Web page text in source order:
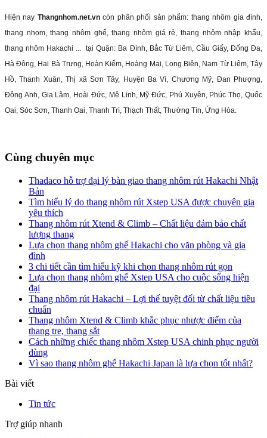
Hiện nay Thangnhom.net.vncòn phân phối sản phẩm: thang nhôm gia đình,
thang nhom, thang nhôm ghế, thang nhôm giá rẻ, thang nhôm nhập khẩu,
thang nhôm Hakachi ... tại Quận: Ba Đình, Bắc Từ Liêm, Cầu Giấy, Đống Đa,
Hà Đông, Hai Bà Trưng, Hoàn Kiếm, Hoàng Mai, Long Biên, Nam Từ Liêm, Tây
Hồ, Thanh Xuân, Thị xã Sơn Tây, Huyện Ba Vì, Chương Mỹ, Đan Phượng,
Đông Anh, Gia Lâm, Hoài Đức, Mê Linh, Mỹ Đức, Phú Xuyên, Phúc Thọ, Quốc
Oai, Sóc Sơn, Thanh Oai, Thanh Trì, Thạch Thất, Thường Tín, Ứng Hòa.
Cùng chuyên mục
Thadaco hỗ trợ đại lý bàn giao thang nhôm rút Hakachi Nhật
Bản
Tìm hiểu lý do thang nhôm rút Xstep USA được chuyên gia
yêu thích
Thang nhôm rút Xtend & Climb – Chất liệu đảm bảo chất
lượng thang
Lựa chọn thang nhôm ghế Hakachi cho văn phòng và gia
đình
3 chi tiết cần tìm hiểu kỹ khi chọn thang nhôm rút gọn
Lựa chọn thang nhôm ghế Xstep USA cho cuộc sống hiện
đại
Thang nhôm rút Hakachi – Lợi thế tuyệt đối từ chất liệu tiêu
chuẩn
Thang nhôm Xtend & Climb khắc phục nhược điểm của
thang tre, thang sắt
Cách những chiếc thang nhôm Xstep USA chinh phục người
dùng
Vì sao thang nhôm ghế Hakachi Japan là lựa chọn tốt nhất?
Bài viết
Tin tức
Trợ giúp nhanh